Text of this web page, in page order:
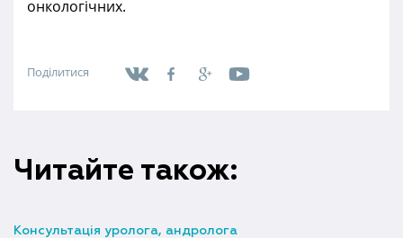
онкологічних.
Поділитися
Читайте також:
Консультація уролога, андролога